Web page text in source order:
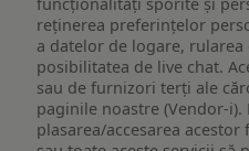
reţinerea preferinţelor
a datelor de logare,
posibilitatea de live chat.
sau de furnizori terți ale
paginile noastre (Vendor-
plasarea/accesarea